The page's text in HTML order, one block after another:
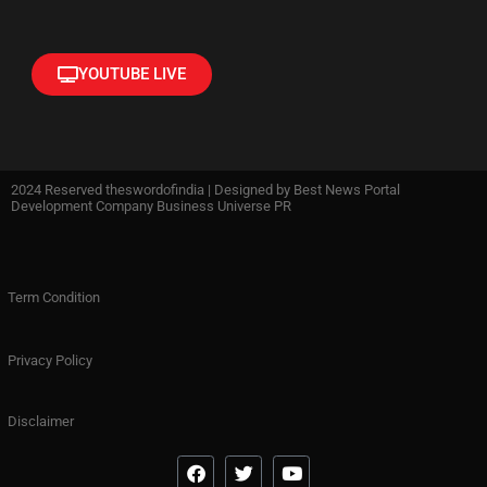
YOUTUBE LIVE
2024 Reserved theswordofindia | Designed by Best News Portal
Development Company Business Universe PR
Term Condition
Privacy Policy
Disclaimer